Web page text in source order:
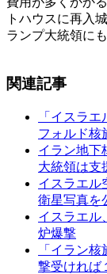
トハウスに再入
ランプ大統領に
関連記事
「イスラ
フォルド核
イラン地下
大統領は支
イスラエル
衛星写真を
イスラエル
炉爆撃
「イラン
撃受ければ